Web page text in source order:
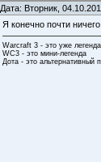
Дата: Вторник,
Я конечно почти
Warcraft 3 - это уже легенда
WC3 - это мини-легенда
Дота - это альтернативный